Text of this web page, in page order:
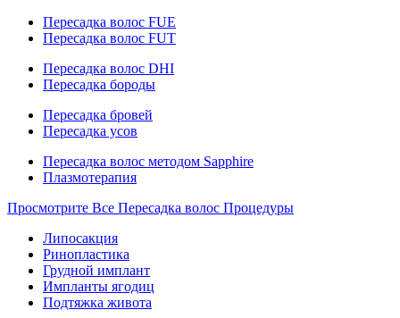
Пересадка волос FUE
Пересадка волос FUT
Пересадка волос DHI
Пересадка бороды
Пересадка бровей
Пересадка усов
Пересадка волос методом Sapphire
Плазмотерапия
Просмотрите Все Пересадка волос Процедуры
Липосакция
Ринопластика
Грудной имплант
Импланты ягодиц
Подтяжка живота